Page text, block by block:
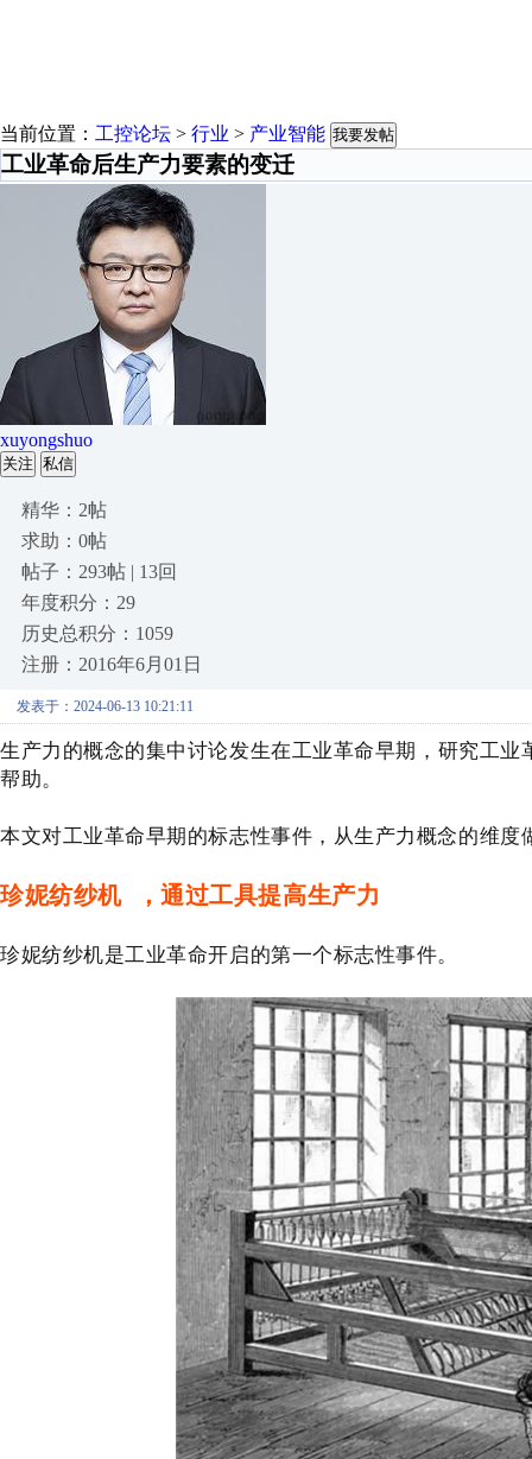
当前位置： 工控论坛 > 行业 > 产业智能 我要发帖
工业革命后生产力要素的变迁
xuyongshuo
关注 私信
精华：2帖
求助：0帖
帖子：293帖 | 13回
年度积分：29
历史总积分：1059
注册：2016年6月01日
发表于：2024-06-13 10:21:11
生产力的概念的集中讨论发生在工业革命早期，研究工
帮助。
本文对工业革命早期的标志性事件，从生产力概念的维
珍妮纺纱机 ，通过工具提高生产力
珍妮纺纱机是工业革命开启的第一个标志性事件。